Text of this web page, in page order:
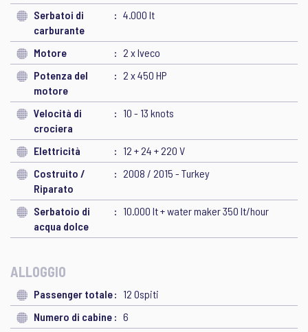
Serbatoi di
carburante
4.000 lt
Motore
2 x Iveco
Potenza del
motore
2 x 450 HP
Velocità di
crociera
10 - 13 knots
Elettricità
12 + 24 + 220 V
Costruito /
Riparato
2008 / 2015 - Turkey
Serbatoio di
acqua dolce
10.000 lt + water maker 350 lt/hour
ALLOGGIO
Passenger totale
12 Ospiti
Numero di cabine
6